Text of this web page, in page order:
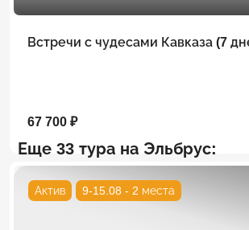
Встречи с чудесами Кавказа (7
67 700 ₽
Еще 33 тура на Эльбрус:
Актив 9-15.08 - 2 места